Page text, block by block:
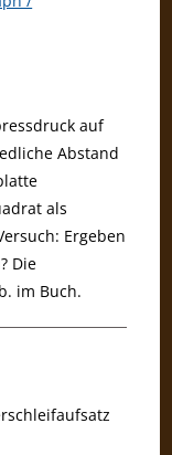
auf
Abstand
als
Ergeben
Die
im Buch.